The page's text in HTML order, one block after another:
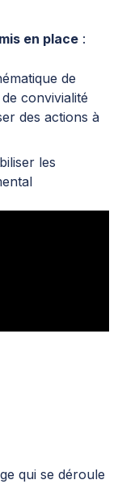
en place :
de
convivialité
des actions à
les
qui se déroule